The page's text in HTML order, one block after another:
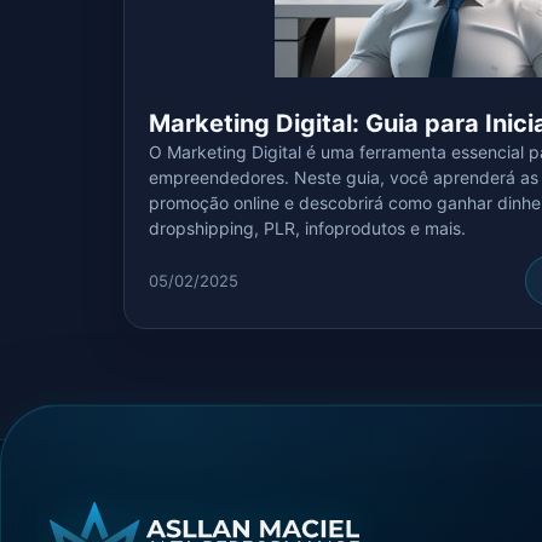
Marketing Digital: Guia para
O Marketing Digital é uma ferramenta essencial
empreendedores. Neste guia, você aprenderá
promoção online e descobrirá como ganhar
dropshipping, PLR, infoprodutos e mais.
05/02/2025